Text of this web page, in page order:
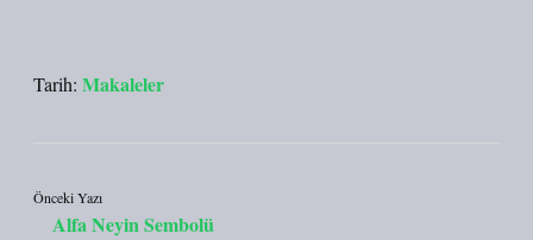
Tarih: Makaleler
Önceki Yazı
Alfa Neyin Sembolü